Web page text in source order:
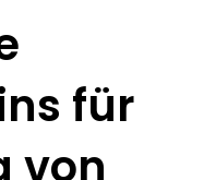
für
von